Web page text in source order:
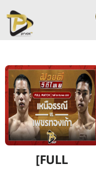
to
content
[FULL